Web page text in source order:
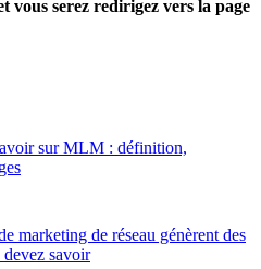
vous serez redirigez vers la page
sur MLM : définition,
marketing de réseau génèrent des
savoir